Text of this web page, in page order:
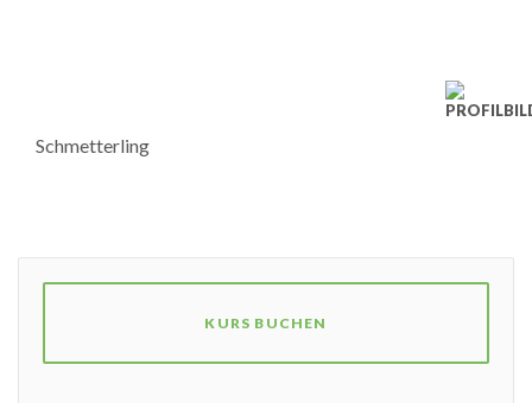
Schmetterling
KURS BUCHEN